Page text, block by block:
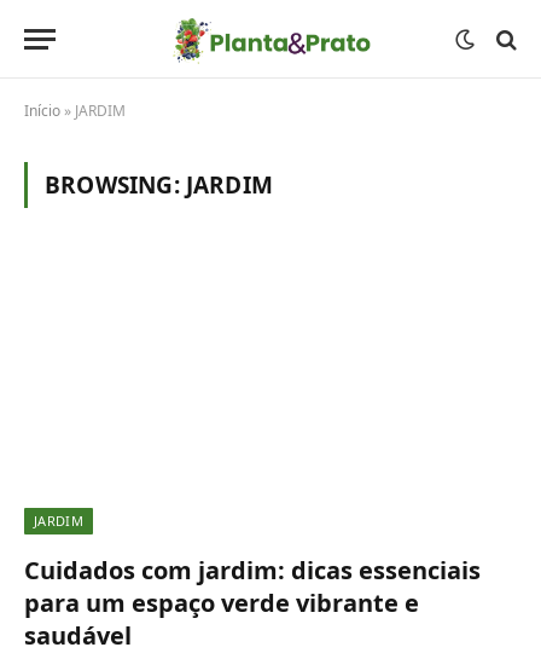
Início » JARDIM
BROWSING: JARDIM
JARDIM
Cuidados com jardim: dicas essenciais
para um espaço verde vibrante e
saudável